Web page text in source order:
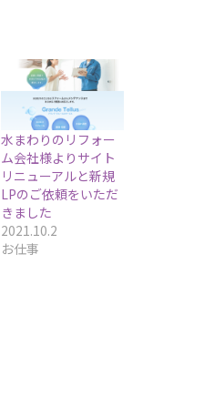
水まわりのリフォー
ム会社様よりサイト
リニューアルと新規
LPのご依頼をいただ
きました
2021.10.2
お仕事